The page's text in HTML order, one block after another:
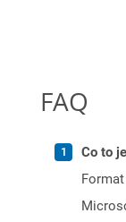
FAQ
Co to